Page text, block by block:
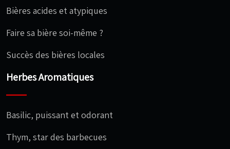
Bières acides et atypiques
Faire sa bière soi-même ?
Succès des bières locales
Herbes Aromatiques
Basilic, puissant et odorant
Thym, star des barbecues